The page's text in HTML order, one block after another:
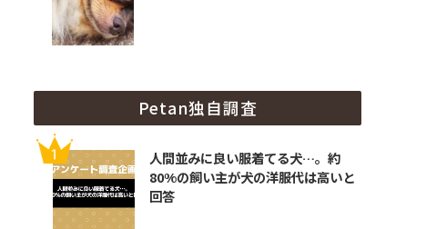
Petan独自調査
人間並みに良い服着てる犬…。約
80%の飼い主が犬の洋服代は高いと
回答